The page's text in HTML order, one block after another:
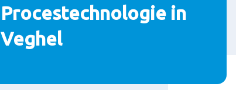
Procestechnologie in
Veghel